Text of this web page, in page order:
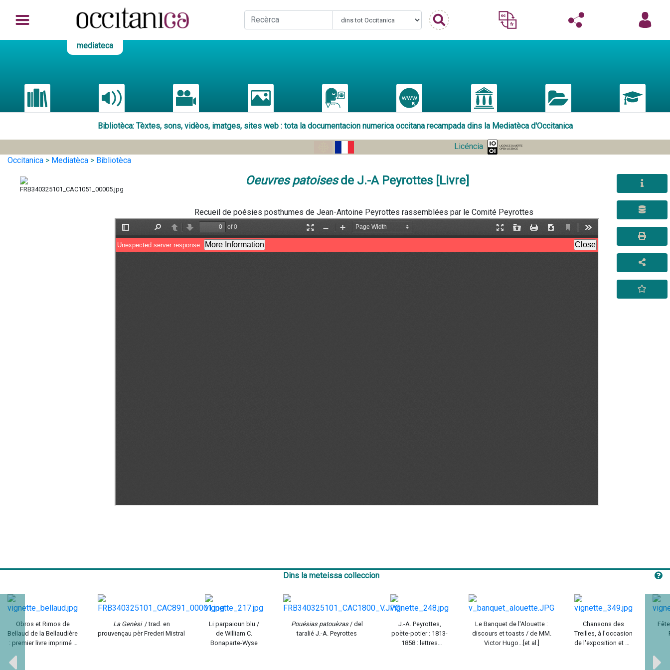
mediateca
Bibliotèca: Tèxtes, sons, vidèos, imatges, sites web : tota la documentacion numerica occitana recampada dins la Mediatèca d'Occitanica
Licéncia
Occitanica > Mediatèca > Bibliotèca
Oeuvres patoisesde J.-A Peyrottes [Livre]
Dins la meteissa colleccion
Obros et Rimos de
Bellaud de la Bellaudière
: premier livre imprimé à
La Genèsi / trad. en
prouvençau pèr Frederi Mistral
Li parpaioun blu /
de William C.
Bonaparte-Wyse
Pouésias patouèzas/ del
taralié J.-A. Peyrottes
J.-A. Peyrottes,
poète-potier : 1813-
1858 : lettres
Le Banquet de l'Alouette :
discours et toasts / de MM.
Victor Hugo...[et al.]
Chansons des
Treilles, à l'occasion
de l'exposition et de